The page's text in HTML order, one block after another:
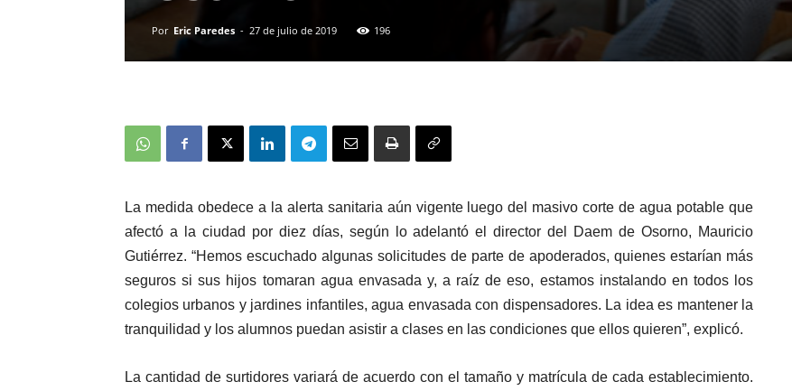
Por Eric Paredes - 27 de julio de 2019 196
La medida obedece a la alerta sanitaria aún vigente luego del masivo corte de agua potable que
afectó a la ciudad por diez días, según lo adelantó el director del Daem de Osorno, Mauricio
Gutiérrez. “Hemos escuchado algunas solicitudes de parte de apoderados, quienes estarían más
seguros si sus hijos tomaran agua envasada y, a raíz de eso, estamos instalando en todos los
colegios urbanos y jardines infantiles, agua envasada con dispensadores. La idea es mantener la
tranquilidad y los alumnos puedan asistir a clases en las condiciones que ellos quieren”, explicó.
La cantidad de surtidores variará de acuerdo con el tamaño y matrícula de cada establecimiento.